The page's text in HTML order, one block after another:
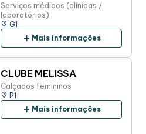
Serviços médicos (clínicas /
laboratórios)
place G1
add Mais informações
CLUBE MELISSA
Calçados femininos
place P1
add Mais informações